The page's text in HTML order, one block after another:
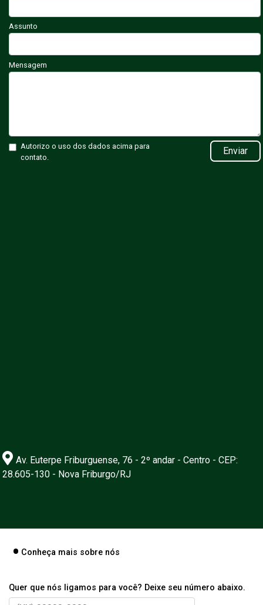
Assunto
Mensagem
Autorizo o uso dos dados acima para
contato.
Enviar
Av. Euterpe Friburguense, 76 - 2º andar - Centro - CEP:
28.605-130 - Nova Friburgo/RJ
Conheça mais sobre nós
Quer que nós ligamos para você? Deixe seu número abaixo.